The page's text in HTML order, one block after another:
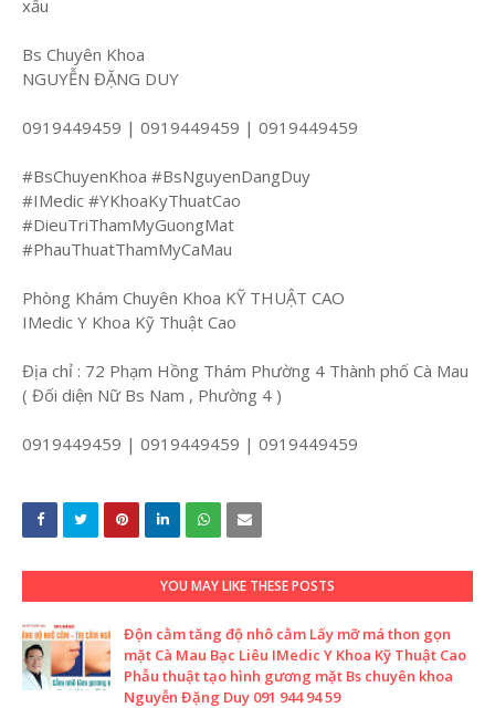
xấu
Bs Chuyên Khoa
NGUYỄN ĐẶNG DUY
0919449459 | 0919449459 | 0919449459
#BsChuyenKhoa #BsNguyenDangDuy
#IMedic #YKhoaKyThuatCao
#DieuTriThamMyGuongMat
#PhauThuatThamMyCaMau
Phòng Khám Chuyên Khoa KỸ THUẬT CAO
IMedic Y Khoa Kỹ Thuật Cao
Địa chỉ : 72 Phạm Hồng Thám Phường 4 Thành phố Cà Mau
( Đối diện Nữ Bs Nam , Phường 4 )
0919449459 | 0919449459 | 0919449459
YOU MAY LIKE THESE POSTS
Độn cằm tăng độ nhô cằm Lấy mỡ má thon gọn
mặt Cà Mau Bạc Liêu IMedic Y Khoa Kỹ Thuật Cao
Phẫu thuật tạo hình gương mặt Bs chuyên khoa
Nguyễn Đặng Duy 091 944 94 59